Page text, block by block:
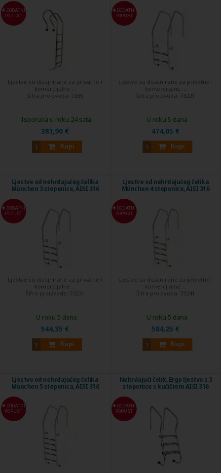
DODATNI
POPUST
Ljestve su dizajnirane za privatne i
komercijalne ...
Šifra proizvoda: 7335
381,90 €
Kupi
Isporuka u roku 24 sata
DODATNI
POPUST
Ljestve su dizajnirane za privatne i
komercijalne ...
Šifra proizvoda: 73221
474,05 €
Kupi
U roku 5 dana
Ljestve od nehrđajućeg čelika
München 3 stepenice, AISI 316
DODATNI
POPUST
Ljestve su dizajnirane za privatne i
komercijalne ...
Šifra proizvoda: 73231
544,35 €
Kupi
U roku 5 dana
Ljestve od nehrđajućeg čelika
München 4 stepenice, AISI 316
DODATNI
POPUST
Ljestve su dizajnirane za privatne i
komercijalne ...
Šifra proizvoda: 73241
584,25 €
Kupi
U roku 5 dana
Ljestve od nehrđajućeg čelika
München 5 stepenica, AISI 316
DODATNI
POPUST
Nehrđajući čelik, Ergo ljestve s 3
stepenice s kućištem AISI 316
DODATNI
POPUST